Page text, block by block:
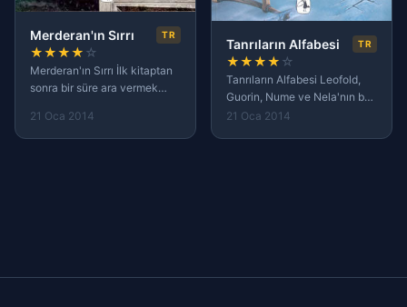
Merderan'ın Sırrı TR
★★★★ ☆
Merderan'ın Sırrı İlk kitaptan
sonra bir süre ara vermek
Merderan’ın sırrı ile
heyecanın kaldığı yerden
21 Oca 2014
Tanrıların Alfabesi TR
★★★★ ☆
Tanrıların Alfabesi Leofold,
Guorin, Nume ve Nela'nın bu
son maceralarında artık
21 Oca 2014